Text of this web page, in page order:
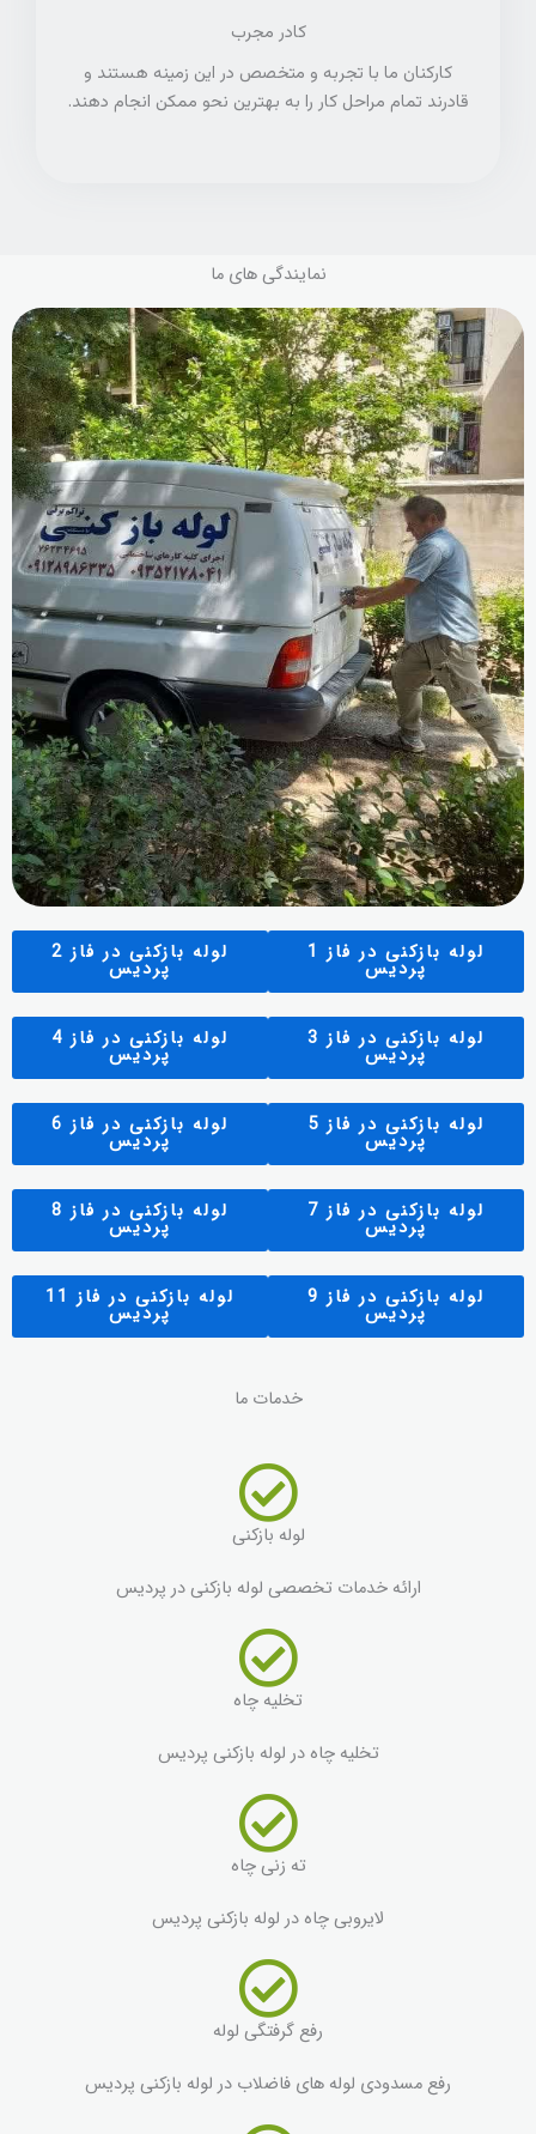
کادر مجرب
کارکنان ما با تجربه و متخصص در این زمینه هستند و
قادرند تمام مراحل کار را به بهترین نحو ممکن انجام دهند.
نمایندگی های ما
لوله بازکنی در فاز 1
پردیس
لوله بازکنی در فاز 2
پردیس
لوله بازکنی در فاز 3
پردیس
لوله بازکنی در فاز 4
پردیس
لوله بازکنی در فاز 5
پردیس
لوله بازکنی در فاز 6
پردیس
لوله بازکنی در فاز 7
پردیس
لوله بازکنی در فاز 8
پردیس
لوله بازکنی در فاز 9
پردیس
لوله بازکنی در فاز 11
پردیس
خدمات ما
لوله بازکنی
ارائه خدمات تخصصی لوله بازکنی در پردیس
تخلیه چاه
تخلیه چاه در لوله بازکنی پردیس
ته زنی چاه
لایروبی چاه در لوله بازکنی پردیس
رفع گرفتگی لوله
رفع مسدودی لوله های فاضلاب در لوله بازکنی پردیس